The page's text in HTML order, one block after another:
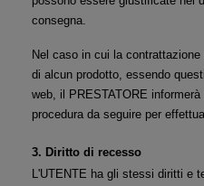
consegna.
Nel caso in cui la
di alcun prodotto, essendo
web, il PRESTATORE
procedura da seguire per
3. Diritto di recesso
L'UTENTE ha gli stessi diritti e